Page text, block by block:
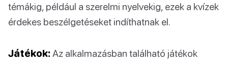
témákig, például a szerelmi nyelvekig, ezek a kvízek
érdekes beszélgetéseket indíthatnak el.
Játékok: Az alkalmazásban található játékok